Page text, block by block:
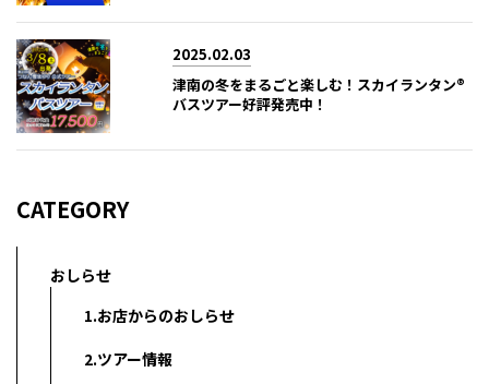
2025.02.03
津南の冬をまるごと楽しむ！スカイランタン®
バスツアー好評発売中！
CATEGORY
おしらせ
1.お店からのおしらせ
2.ツアー情報